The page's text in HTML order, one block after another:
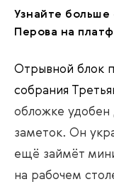
Узнайте больше
Перова на
Отрывной блок
собрания
обложке удобен
заметок. Он
ещё займёт
на рабочем